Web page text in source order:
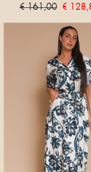
€ 161,00 €